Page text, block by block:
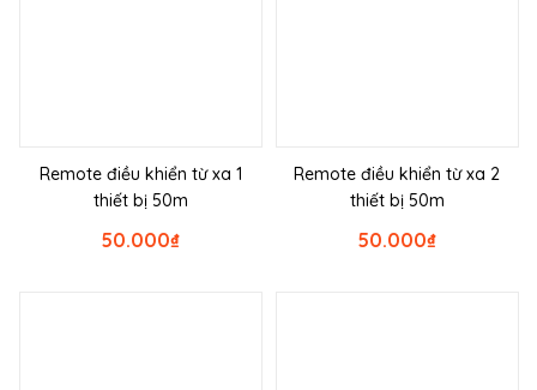
Remote điều khiển từ xa 1
thiết bị 50m
₫
50.000
Remote điều khiển từ xa 2
thiết bị 50m
₫
50.000